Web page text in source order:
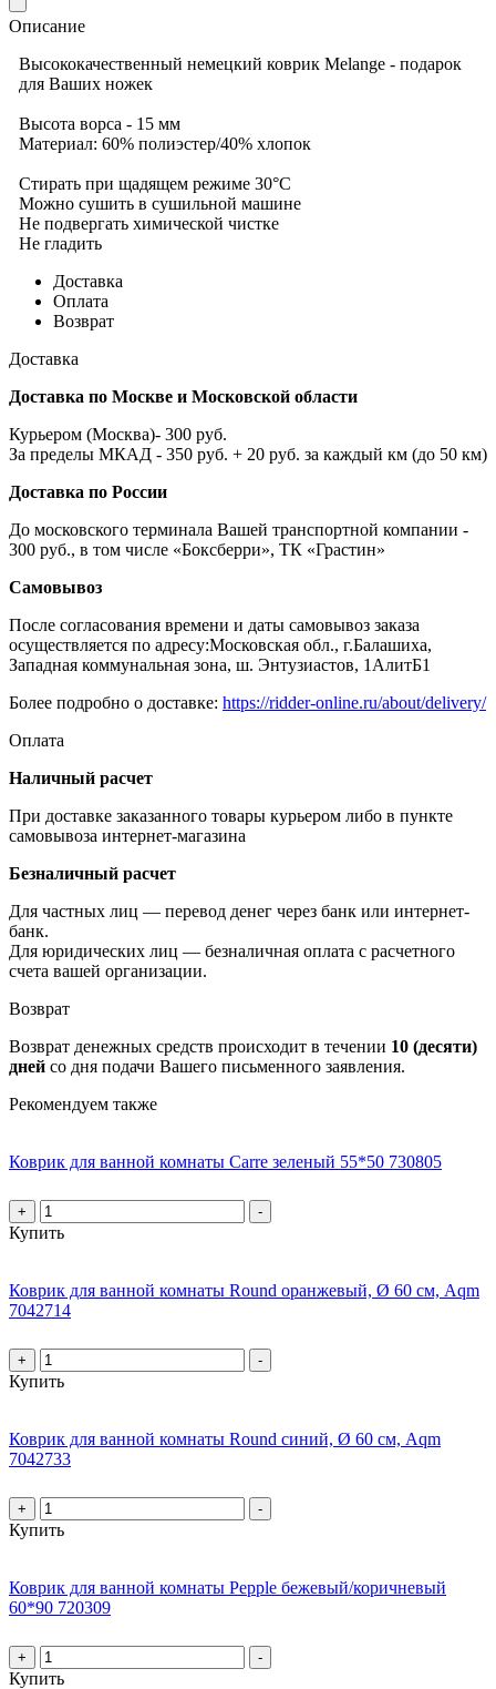
Описание
Высококачественный немецкий коврик Melange - подарок
для Ваших ножек
Высота ворса - 15 мм
Материал: 60% полиэстер/40% хлопок
Стирать при щадящем режиме 30°С
Можно сушить в сушильной машине
Не подвергать химической чистке
Не гладить
Доставка
Оплата
Возврат
Доставка
Доставка по Москве и Московской области
Курьером (Москва)- 300 руб.
За пределы МКАД - 350 руб. + 20 руб. за каждый км (до 50 км)
Доставка по России
До московского терминала Вашей транспортной компании -
300 руб., в том числе «Боксберри», ТК «Грастин»
Самовывоз
После согласования времени и даты самовывоз заказа
осуществляется по адресу:Московская обл., г.Балашиха,
Западная коммунальная зона, ш. Энтузиастов, 1АлитБ1
Более подробно о доставке: https://ridder-online.ru/about/delivery/
Оплата
Наличный расчет
При доставке заказанного товары курьером либо в пункте
самовывоза интернет-магазина
Безналичный расчет
Для частных лиц — перевод денег через банк или интернет-
банк.
Для юридических лиц — безналичная оплата с расчетного
счета вашей организации.
Возврат
Возврат денежных средств происходит в течении 10 (десяти)
дней со дня подачи Вашего письменного заявления.
Рекомендуем также
Коврик для ванной комнаты Carre зеленый 55*50 730805
+ -
Купить
Коврик для ванной комнаты Round оранжевый, Ø 60 см, Aqm
7042714
+ -
Купить
Коврик для ванной комнаты Round синий, Ø 60 см, Aqm
7042733
+ -
Купить
Коврик для ванной комнаты Pepple бежевый/коричневый
60*90 720309
+ -
Купить